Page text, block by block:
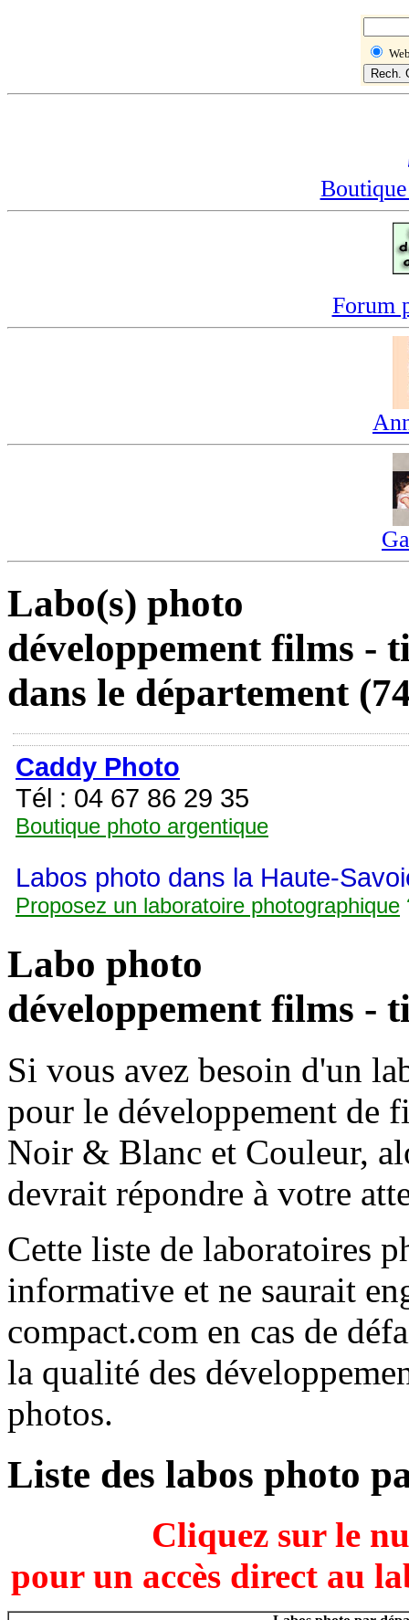
Forum
Labo(s) photo
développement films -
dans le département
Caddy Photo
Tél : 04 67 86 29 35
Boutique photo argentique
Labos photo dans la Haute-
Proposez un laboratoire photographique
Labo photo
développement films -
Si vous avez besoin d'un
pour le développement de
Noir & Blanc et Couleur,
devrait répondre à votre
Cette liste de laboratoires
informative et ne saurait
compact.com en cas de
la qualité des
photos.
Liste des labos photo
Cliquez sur le
pour un accès direct au